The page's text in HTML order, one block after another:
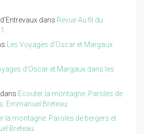
dans Revue Au fil du
Les Voyages d'Oscar et Margaux
d'Oscar et Margaux dans les
dans Ecouter la montagne. Paroles de
Emmanuel Breteau
la montagne. Paroles de bergers et
Breteau